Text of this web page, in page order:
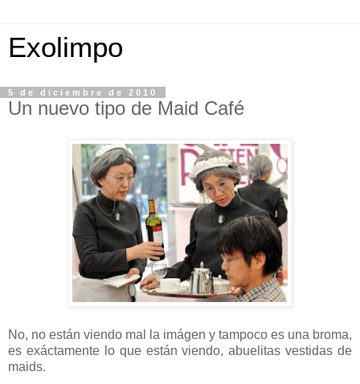
Exolimpo
5 de diciembre de 2010
Un nuevo tipo de Maid Café
No, no están viendo mal la imágen y tampoco es una broma,
es exáctamente lo que están viendo, abuelitas vestidas de
maids.